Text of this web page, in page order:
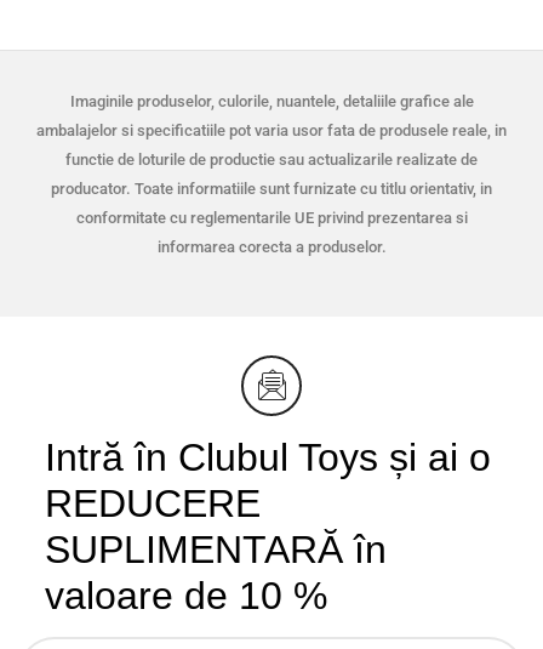
Imaginile produselor, culorile, nuantele, detaliile grafice ale
ambalajelor si specificatiile pot varia usor fata de produsele reale, in
functie de loturile de productie sau actualizarile realizate de
producator. Toate informatiile sunt furnizate cu titlu orientativ, in
conformitate cu reglementarile UE privind prezentarea si
informarea corecta a produselor.
Intră în Clubul Toys și ai o
REDUCERE
SUPLIMENTARĂ în
valoare de 10 %